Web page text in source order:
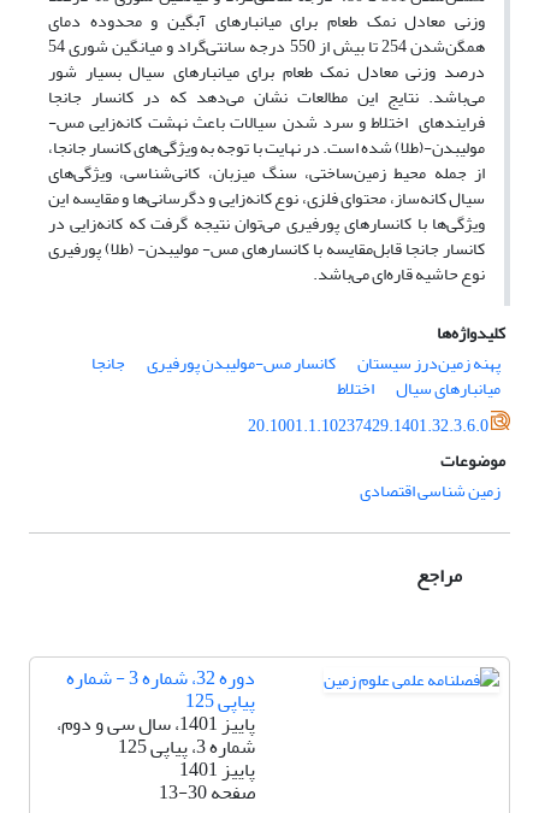
وزنی معادل نمک طعام برای میانبارهای آبگین و محدوده دمای
همگن‌شدن 254 تا بیش از 550 درجه سانتی‌گراد و میانگین شوری 54
درصد وزنی معادل نمک طعام برای میانبارهای سیال بسیار شور
می‌باشد. نتایج این مطالعات نشان می‌دهد که در کانسار جانجا
فرایندهای اختلاط و سرد شدن سیالات باعث نهشت کانه‌زایی مس-
مولیبدن-(طلا) شده است. در نهایت با توجه به ویژگی‌های کانسار جانجا،
از جمله محیط زمین‌ساختی، سنگ میزبان، کانی‌شناسی، ویژگی‌های
سیال کانه‌ساز، محتوای فلزی، نوع کانه‌زایی و دگرسانی‌ها و مقایسه این
ویژگی‌ها با کانسارهای پورفیری می‌توان نتیجه گرفت که کانه‌زایی در
کانسار جانجا قابل‌مقایسه با کانسارهای مس- مولیبدن- (طلا) پورفیری
نوع حاشیه قاره‌ای می‌باشد.
کلیدواژه‌ها
پهنه زمین‌درز سیستان
کانسار مس-مولیبدن پورفیری جانجا
میانبارهای سیال
اختلاط
20.1001.1.10237429.1401.32.3.6.0
موضوعات
زمین شناسی اقتصادی
مراجع
دوره 32، شماره 3 - شماره
پیاپی 125
پاییز 1401، سال سی و دوم،
شماره 3، پیاپی 125
پاییز 1401
صفحه13-30